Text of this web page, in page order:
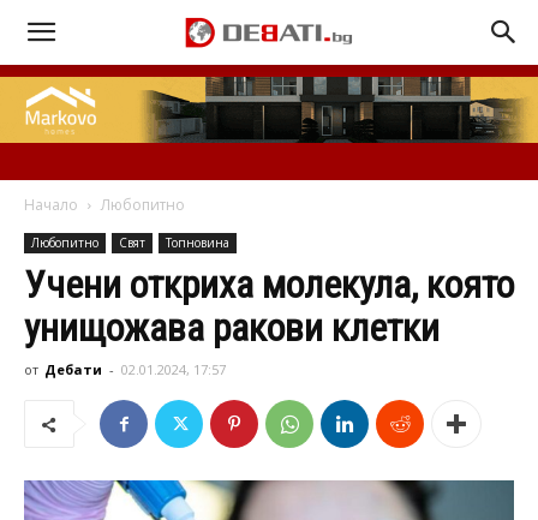
Начало Любопитно
Любопитно Свят Топновина
Учени откриха молекула, която
унищожава ракови клетки
от Дебати - 02.01.2024, 17:57